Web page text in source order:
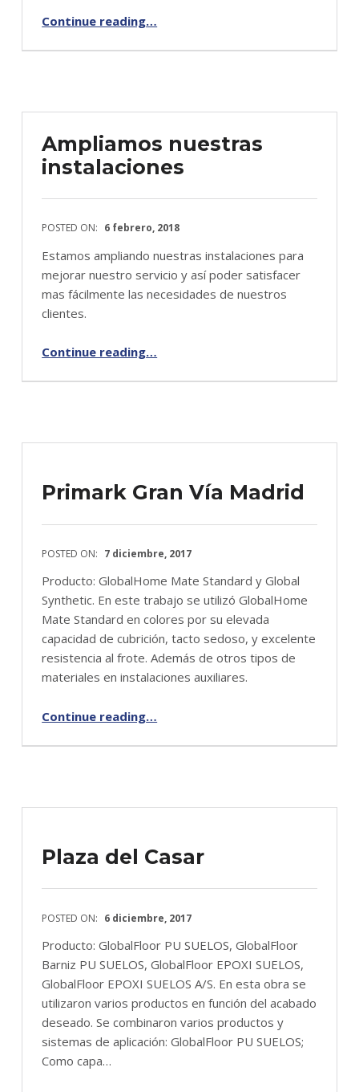
Continue reading
“Ya tenemos nueva Tarifa 2018”
…
Ampliamos nuestras
instalaciones
POSTED ON: 6 febrero, 2018
Estamos ampliando nuestras instalaciones para
mejorar nuestro servicio y así poder satisfacer
mas fácilmente las necesidades de nuestros
clientes.
Continue reading…
Primark Gran Vía Madrid
POSTED ON: 7 diciembre, 2017
Producto: GlobalHome Mate Standard y Global
Synthetic. En este trabajo se utilizó GlobalHome
Mate Standard en colores por su elevada
capacidad de cubrición, tacto sedoso, y excelente
resistencia al frote. Además de otros tipos de
materiales en instalaciones auxiliares.
Continue reading“Primark Gran Vía Madrid”
…
Plaza del Casar
POSTED ON: 6 diciembre, 2017
Producto: GlobalFloor PU SUELOS, GlobalFloor
Barniz PU SUELOS, GlobalFloor EPOXI SUELOS,
GlobalFloor EPOXI SUELOS A/S. En esta obra se
utilizaron varios productos en función del acabado
deseado. Se combinaron varios productos y
sistemas de aplicación: GlobalFloor PU SUELOS;
Como capa…